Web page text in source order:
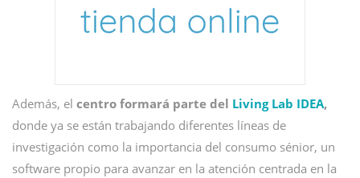
Además, el centro formará parte del Living Lab IDEA,
donde ya se están trabajando diferentes líneas de
investigación como la importancia del consumo sénior, un
software propio para avanzar en la atención centrada en la